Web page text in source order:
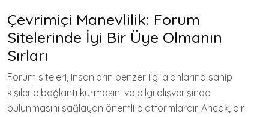
Çevrimiçi Manevlilik: Forum
Sitelerinde İyi Bir Üye Olmanın
Sırları
Forum siteleri, insanların benzer ilgi alanlarına sahip
kişilerle bağlantı kurmasını ve bilgi alışverişinde
bulunmasını sağlayan önemli platformlardır. Ancak, bir